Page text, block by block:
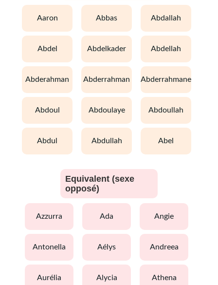
aaron abbas abdallah
abdel abdelkader abdellah
abderahman abderrahman abderrahmane
abdoul abdoulaye abdoullah
abdul abdullah abel
Equivalent (sexe
opposé)
azzurra ada angie
antonella aélys andreea
aurélia alycia athena